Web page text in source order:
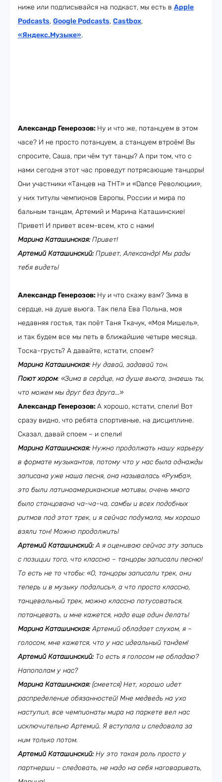
ниже или подписывайся на подкаст, мы есть в Apple
Podcasts, Google Podcasts, Castbox,
«Яндекс.Музыке».
Александр Генерозов: Ну и что же, потанцуем в этом
часе? И не просто потанцуем, а станцуем втроём! Вы
спросите, Саша, при чём тут танцы? А при том, что с
нами сегодня этот час проведут потрясающие танцоры!
Они участники «Танцев на ТНТ» и «Dance Революции»,
у них титулы чемпионов Европы, России и мира по
бальным танцам, Артемий и Марина Каташинские!
Привет! И привет всем-всем, кто с нами!
Марина Каташинская:Привет!
Артемий Каташинский:Привет, Александр! Мы рады
тебя видеть!
Александр Генерозов: Ну и что скажу вам? Зима в
сердце, на душе вьюга. Так пела Ева Польна, моя
недавняя гостья, так поёт Таня Ткачук, «Моя Мишель»,
и так будем все мы петь в ближайшие четыре месяца.
Тоска-грусть? А давайте, кстати, споем?
Марина Каташинская:Ну давай, задавай тон.
Поют хором: «Зима в сердце, на душе вьюга, знаешь ты,
что можем мы друг без друга...»
Александр Генерозов:А хорошо, кстати, спели! Вот
сразу видно, что ребята спортивные, на дисциплине.
Сказал, давай споем – и спели!
Марина Каташинская:Нужно продолжать нашу карьеру
в формате музыкантов, потому что у нас была однажды
записана уже наша песня, она называлась «Румба»,
это были латиноамериканские мотивы, очень много
было станцовано ча-ча-ча, самбы и всех подобных
ритмов под этот трек, и я сейчас подумала, мы хорошо
взяли тон! Можно продолжить!
Артемий Каташинский:А я оцениваю сейчас эту запись
с позиции того, что классно – танцоры записали песню!
То есть не то чтобы: «О, танцоры записали трек, они
теперь и в музыку подались», а что просто классно,
танцевальный трек, можно классно потусоваться,
потанцевать, и мне кажется, надо еще один делать!
Марина Каташинская:Артемий обладает слухом, я –
голосом, мне кажется, что у нас идеальный тандем!
Артемий Каташинский: То есть я голосом не обладаю?
Напополам у нас?
Марина Каташинская:(смеется) Нет, хорошо идет
распределение обязанностей! Мне медведь на ухо
наступил, все чемпионаты мира на паркете вел нас
исключительно Артемий. Я вступала и следовала за
ним только потом.
Артемий Каташинский:Ну это такая роль просто у
партнерши – следовать, не надо на себя наговаривать,